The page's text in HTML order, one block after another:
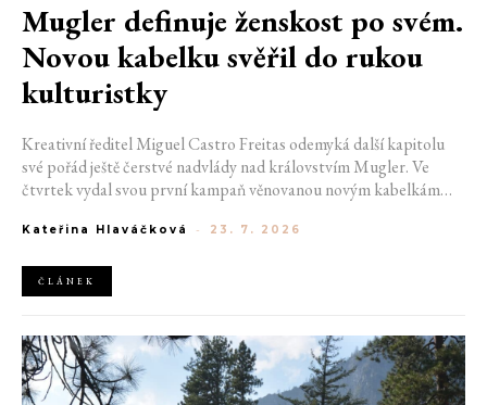
Mugler definuje ženskost po svém.
Novou kabelku svěřil do rukou
kulturistky
Kreativní ředitel Miguel Castro Freitas odemyká další kapitolu
své pořád ještě čerstvé nadvlády nad královstvím Mugler. Ve
čtvrtek vydal svou první kampaň věnovanou novým kabelkám
do módního domu dorazil. Umně mísí výrazy minulosti a dávných
Kateřina Hlaváčková - 23. 7. 2026
ČLÁNEK